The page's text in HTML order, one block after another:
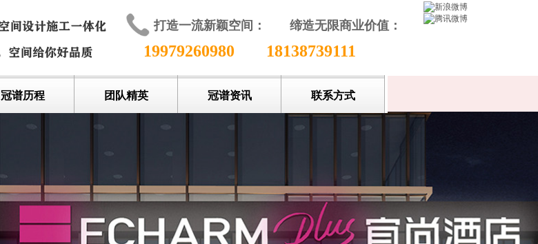
打造一流新颖空间： 缔造无限商业价值 ：
19979260980 18138739111
冠谱历程 团队精英 冠谱资讯 联系方式